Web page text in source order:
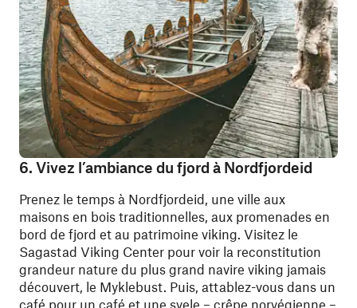
6. Vivez l’ambiance du fjord à Nordfjordeid
Prenez le temps à Nordfjordeid, une ville aux
maisons en bois traditionnelles, aux promenades en
bord de fjord et au patrimoine viking. Visitez le
Sagastad Viking Center pour voir la reconstitution
grandeur nature du plus grand navire viking jamais
découvert, le Myklebust. Puis, attablez-vous dans un
café pour un café et une svele – crêpe norvégienne –